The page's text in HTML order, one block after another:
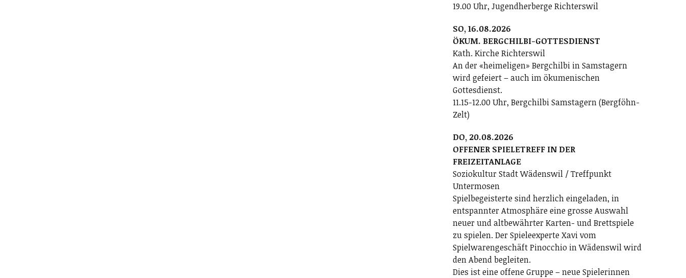
19.00 Uhr, Jugendherberge Richterswil
SO, 16.08.2026
ÖKUM. BERGCHILBI-GOTTESDIENST
Kath. Kirche Richterswil
An der «heimeligen» Bergchilbi in Samstagern
wird gefeiert – auch im ökumenischen
Gottesdienst.
11.15-12.00 Uhr, Bergchilbi Samstagern (Bergföhn-
Zelt)
DO, 20.08.2026
OFFENER SPIELETREFF IN DER
FREIZEITANLAGE
Soziokultur Stadt Wädenswil / Treffpunkt
Untermosen
Spielbegeisterte sind herzlich eingeladen, in
entspannter Atmosphäre eine grosse Auswahl
neuer und altbewährter Karten- und Brettspiele
zu spielen. Der Spieleexperte Xavi vom
Spielwarengeschäft Pinocchio in Wädenswil wird
den Abend begleiten.
Dies ist eine offene Gruppe – neue Spielerinnen